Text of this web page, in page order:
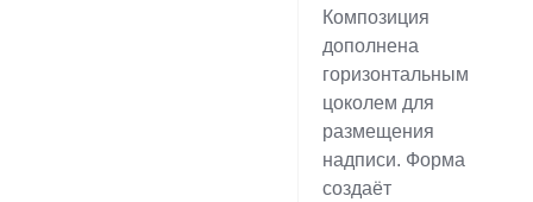
Композиция
дополнена
горизонтальным
цоколем для
размещения
надписи. Форма
создаёт